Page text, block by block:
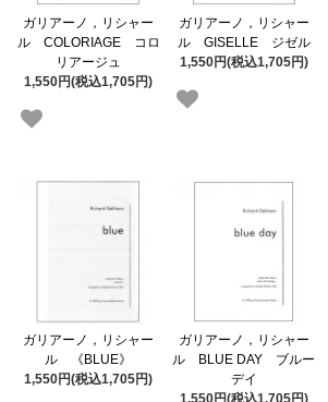
ガリアーノ，リシャー
ル COLORIAGE コロ
リアージュ
1,550円(税込1,705円)
ガリアーノ，リシャー
ル GISELLE ジゼル
1,550円(税込1,705円)
ガリアーノ，リシャー
ル 《BLUE》
1,550円(税込1,705円)
ガリアーノ，リシャー
ル BLUE DAY ブルー
デイ